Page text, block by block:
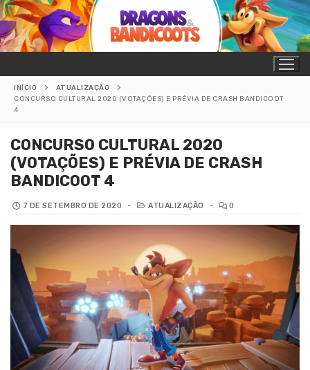
Pular
para
o
INÍCIO
ATUALIZAÇÃO
CONCURSO CULTURAL 2020 (VOTAÇÕES) E PRÉVIA DE CRASH BANDICOOT
4
CONCURSO CULTURAL 2020
(VOTAÇÕES) E PRÉVIA DE CRASH
BANDICOOT 4
7 DE SETEMBRO DE 2020 - ATUALIZAÇÃO - 0